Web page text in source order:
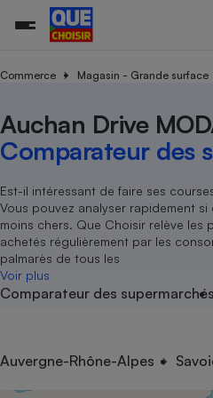
Commerce Magasin - Grande surface
Auchan Drive
Comparateur des
Est-il intéressant de faire ses
Vous pouvez analyser rapidement
moins chers. Que Choisir relève les
achetés régulièrement par les
palmarès de tous les
Voir plus
Comparateur des supermarchés
Auvergne-Rhône-Alpes
Toutes les actualités
Enquêtes
Guides d'achat
Conseils
Brèves
Tous les services
Soumettre un litige
Lettres types
Rencontrer une
Tous nos combats
Nos actions
Nos grandes victoires
Les billets de la présidente
Nos associations locales
Nous rejoindre
En savoir plus sur Que
?
L’association
Nos missions
Notre méthodologie
Notre financement
Nos partenaires
Nous rejoindre